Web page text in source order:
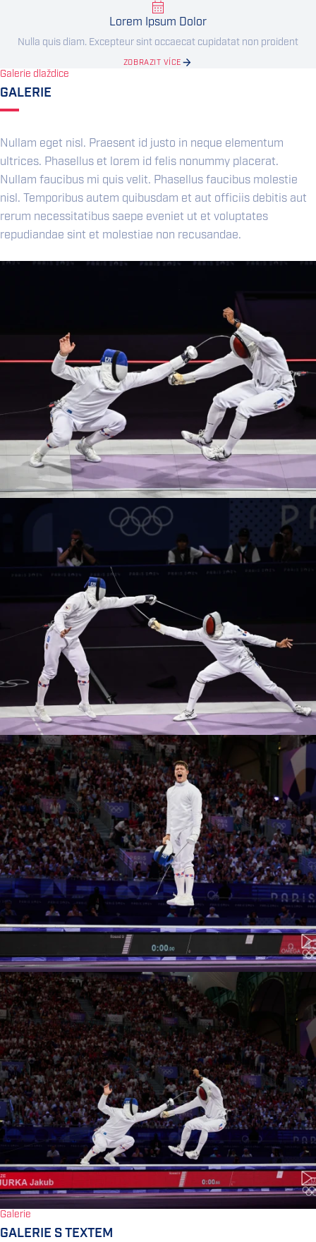
Lorem Ipsum Dolor
Nulla quis diam. Excepteur sint occaecat cupidatat non proident
ZOBRAZIT VÍCE
Galerie dlaždice
GALERIE
Nullam eget nisl. Praesent id justo in neque elementum
ultrices. Phasellus et lorem id felis nonummy placerat.
Nullam faucibus mi quis velit. Phasellus faucibus molestie
nisl. Temporibus autem quibusdam et aut officiis debitis aut
rerum necessitatibus saepe eveniet ut et voluptates
repudiandae sint et molestiae non recusandae.
Galerie
GALERIE S TEXTEM